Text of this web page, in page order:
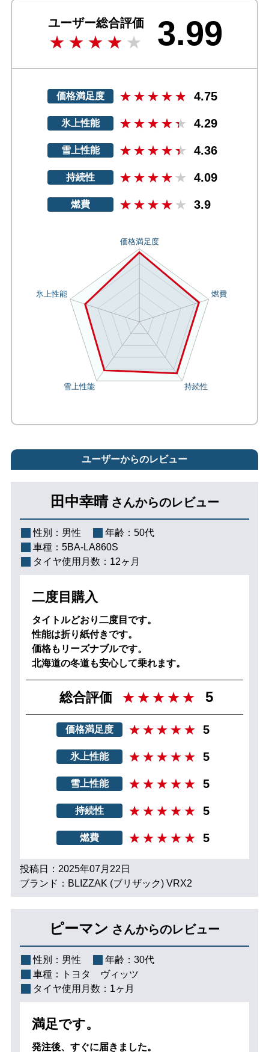
ユーザー総合評価 3.99
価格満足度 4.75
氷上性能 4.29
雪上性能 4.36
持続性 4.09
燃費 3.9
ユーザーからのレビュー
田中幸晴 さんからのレビュー
性別： 男性 年齢： 50代
車種： 5BA-LA860S
タイヤ使用月数： 12ヶ月
二度目購入
タイトルどおり二度目です。
性能は折り紙付きです。
価格もリーズナブルです。
北海道の冬道も安心して乗れます。
総合評価 5
価格満足度 5
氷上性能 5
雪上性能 5
持続性 5
燃費 5
投稿日：2025年07月22日
ブランド：BLIZZAK (ブリザック) VRX2
ピーマン さんからのレビュー
性別： 男性 年齢： 30代
車種：
トヨタ ヴィッツ
タイヤ使用月数： 1ヶ月
満足です。
発注後、すぐに届きました。